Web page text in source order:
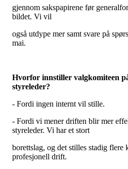
gjennom sakspapirene før
bildet. Vi vil
også utdype mer samt svare på
mai.
Hvorfor innstiller valgkomiteen
styreleder?
- Fordi ingen internt vil stille.
- Fordi vi mener driften blir mer
styreleder. Vi har et stort
borettslag, og det stilles stadig
profesjonell drift.